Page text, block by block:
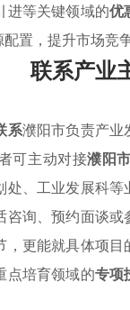
进等关键领域的优
置，提升市场竞
联系产业
系濮阳市负责产业
可主动对接濮阳
处、工业发展科
咨询、预约面谈
，更能就具体项目
点培育领域的专项